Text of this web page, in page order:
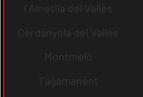
l´Ametlla del Vallès
Cerdanyola del Vallès
Montmeló
Tagamanent